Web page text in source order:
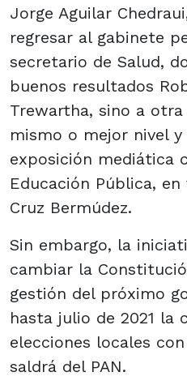
Jorge Aguilar
regresar al gabinete
secretario de Salud,
buenos resultados
Trewartha, sino a
mismo o mejor nivel
exposición mediática
Educación Pública,
Cruz Bermúdez.
Sin embargo, la
cambiar la
gestión del próximo
hasta julio de 2021 la
elecciones locales
saldrá del PAN.